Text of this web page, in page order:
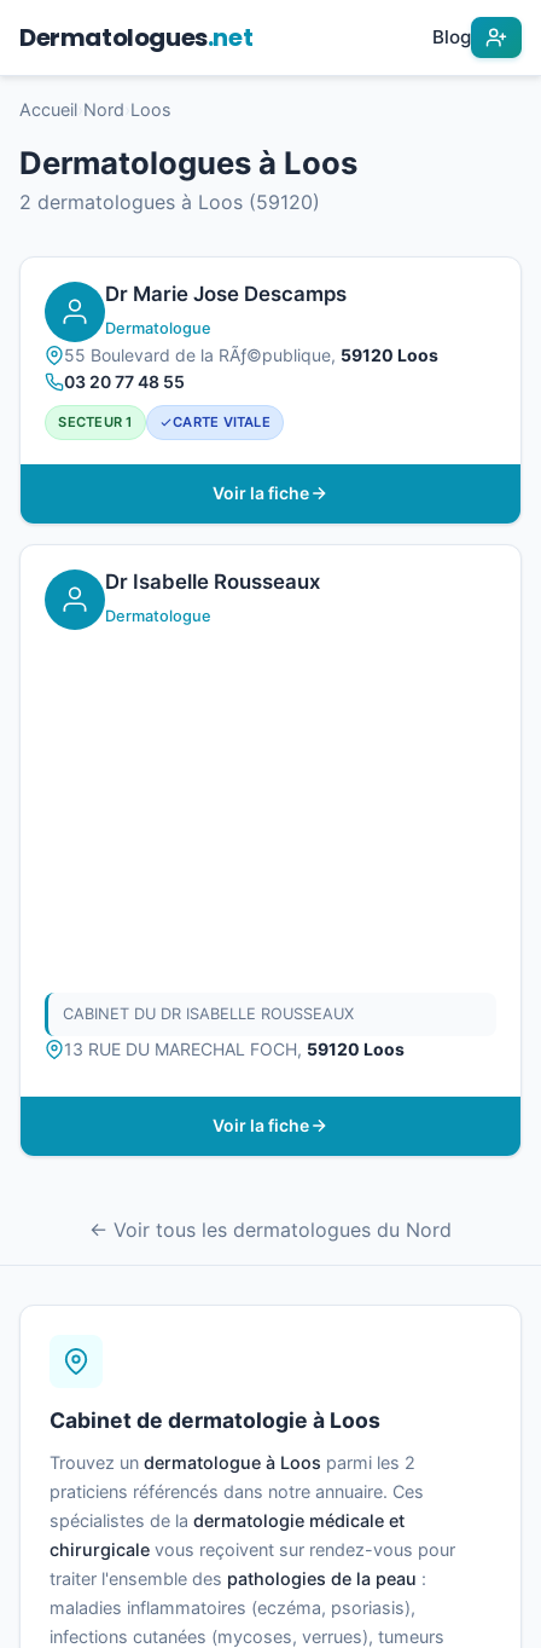
Dermatologues.net Blog
Accueil Nord Loos
Dermatologues à Loos
2 dermatologues à Loos (59120)
Dr Marie Jose Descamps
Dermatologue
55 Boulevard de la RÃƒ©publique, 59120 Loos
03 20 77 48 55
SECTEUR 1 CARTE VITALE
Voir la fiche
Dr Isabelle Rousseaux
Dermatologue
CABINET DU DR ISABELLE ROUSSEAUX
13 RUE DU MARECHAL FOCH, 59120 Loos
Voir la fiche
← Voir tous les dermatologues du Nord
Cabinet de dermatologie à Loos
Trouvez un dermatologue à Loos parmi les 2
praticiens référencés dans notre annuaire. Ces
spécialistes de la dermatologie médicale et
chirurgicale vous reçoivent sur rendez-vous pour
traiter l'ensemble des pathologies de la peau :
maladies inflammatoires (eczéma, psoriasis),
infections cutanées (mycoses, verrues), tumeurs